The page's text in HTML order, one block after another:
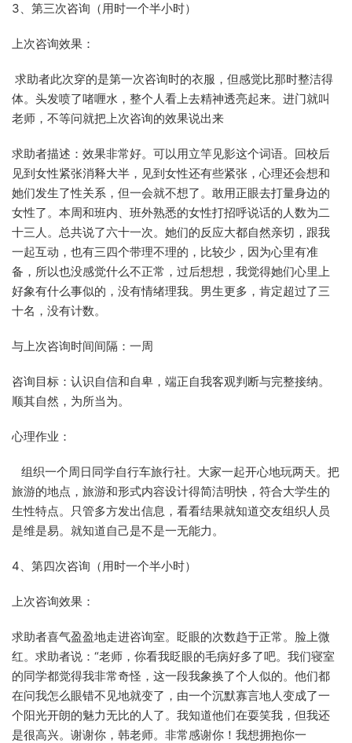
3、第三次咨询（用时一个半小时）
上次咨询效果：
求助者此次穿的是第一次咨询时的衣服，但感觉比那时整洁得
体。头发喷了啫喱水，整个人看上去精神透亮起来。进门就叫
老师，不等问就把上次咨询的效果说出来
求助者描述：效果非常好。可以用立竿见影这个词语。回校后
见到女性紧张消释大半，见到女性还有些紧张，心理还会想和
她们发生了性关系，但一会就不想了。敢用正眼去打量身边的
女性了。本周和班内、班外熟悉的女性打招呼说话的人数为二
十三人。总共说了六十一次。她们的反应大都自然亲切，跟我
一起互动，也有三四个带理不理的，比较少，因为心里有准
备，所以也没感觉什么不正常，过后想想，我觉得她们心里上
好象有什么事似的，没有情绪理我。男生更多，肯定超过了三
十名，没有计数。
与上次咨询时间间隔：一周
咨询目标：认识自信和自卑，端正自我客观判断与完整接纳。
顺其自然，为所当为。
心理作业：
组织一个周日同学自行车旅行社。大家一起开心地玩两天。把
旅游的地点，旅游和形式内容设计得简洁明快，符合大学生的
生性特点。只管多方发出信息，看看结果就知道交友组织人员
是维是易。就知道自己是不是一无能力。
4、第四次咨询（用时一个半小时）
上次咨询效果：
求助者喜气盈盈地走进咨询室。眨眼的次数趋于正常。脸上微
红。求助者说：“老师，你看我眨眼的毛病好多了吧。我们寝室
的同学都觉得我非常奇怪，这一段我象换了个人似的。他们都
在问我怎么眼错不见地就变了，由一个沉默寡言地人变成了一
个阳光开朗的魅力无比的人了。我知道他们在耍笑我，但我还
是很高兴。谢谢你，韩老师。非常感谢你！我想拥抱你一